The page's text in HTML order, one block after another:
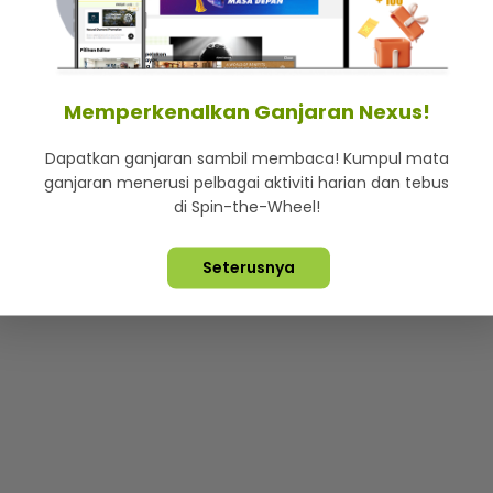
Lebih hot, viral dan sensasi
Terpelihara © 2026. Star Media Group Berhad [197101000523
Memperkenalkan Ganjaran Nexus!
Dapatkan ganjaran sambil membaca! Kumpul mata
ganjaran menerusi pelbagai aktiviti harian dan tebus
di Spin-the-Wheel!
Seterusnya